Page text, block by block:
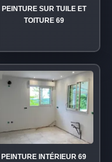
PEINTURE SUR TUILE ET
TOITURE 69
PEINTURE INTÉRIEUR 69